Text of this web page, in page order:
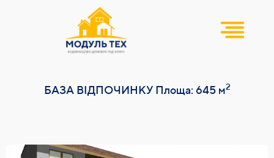
БАЗА ВІДПОЧИНКУ Площа: 645 м2